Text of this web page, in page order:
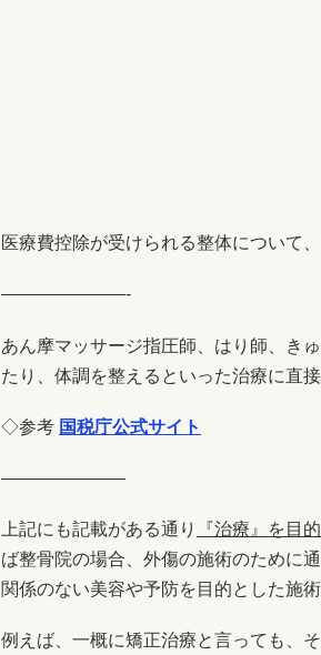
医療費控除が受けられる整体について
———————-
あん摩マッサージ指圧師、はり師、き
たり、体調を整えるといった治療に直
◇参考 国税庁公式サイト
———————
上記にも記載がある通り 『治療』を目
ば整骨院の場合、外傷の施術のために
関係のない美容や予防を目的とした施
例えば、一概に矯正治療と言っても、